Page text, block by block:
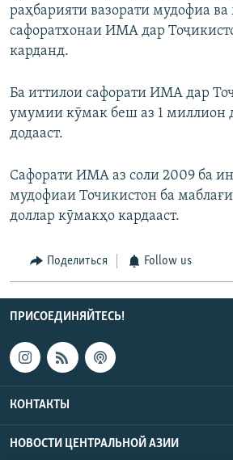
раҳбарияти вазорати мудофиа ва
сафоратхонаи ИМА дар
карданд.
Ба иттилои сафорати ИМА дар
умумии кӯмак беш аз 1 миллион
додааст.
Сафорати ИМА аз соли 2009 ба ин
мудофиаи Точикистон ба
доллар кӯмакҳо кардааст.
Поделиться Follow us
ПРИСОЕДИНЯЙТЕСЬ!
КОНТАКТЫ
НОВОСТИ ЦЕНТРАЛЬНОЙ АЗИИ